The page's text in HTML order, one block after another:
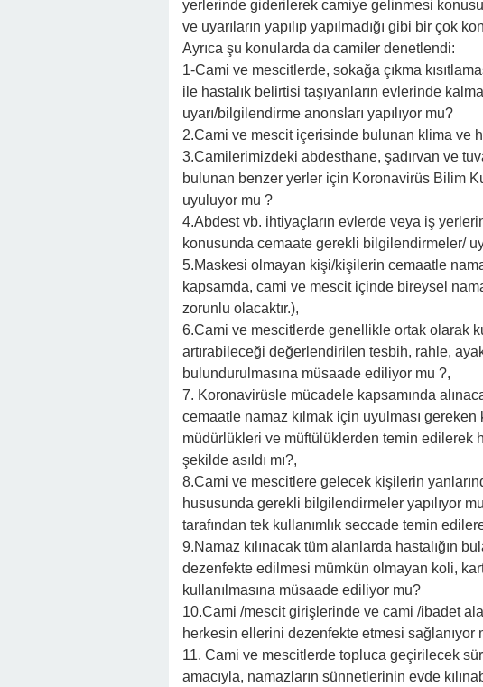
yerlerinde giderilerek camiye gelinmesi
ve uyarıların yapılıp yapılmadığı gibi bir çok
Ayrıca şu konularda da camiler denetlendi:
1-Cami ve mescitlerde, sokağa çıkma
ile hastalık belirtisi taşıyanların evlerinde
uyarı/bilgilendirme anonsları yapılıyor mu?
2.Cami ve mescit içerisinde bulunan klima ve
3.Camilerimizdeki abdesthane, şadırvan ve
bulunan benzer yerler için Koronavirüs Bilim
uyuluyor mu ?
4.Abdest vb. ihtiyaçların evlerde veya iş
konusunda cemaate gerekli bilgilendirmeler/
5.Maskesi olmayan kişi/kişilerin cemaatle
kapsamda, cami ve mescit içinde bireysel
zorunlu olacaktır.),
6.Cami ve mescitlerde genellikle ortak olarak
artırabileceği değerlendirilen tesbih, rahle,
bulundurulmasına müsaade ediliyor mu ?,
7. Koronavirüsle mücadele kapsamında
cemaatle namaz kılmak için uyulması gereken
müdürlükleri ve müftülüklerden temin edilerek
şekilde asıldı mı?,
8.Cami ve mescitlere gelecek kişilerin
hususunda gerekli bilgilendirmeler yapılıyor
tarafından tek kullanımlık seccade temin
9.Namaz kılınacak tüm alanlarda hastalığın
dezenfekte edilmesi mümkün olmayan koli,
kullanılmasına müsaade ediliyor mu?
10.Cami /mescit girişlerinde ve cami /ibadet
herkesin ellerini dezenfekte etmesi sağlanıyor
11. Cami ve mescitlerde topluca geçirilecek
amacıyla, namazların sünnetlerinin evde